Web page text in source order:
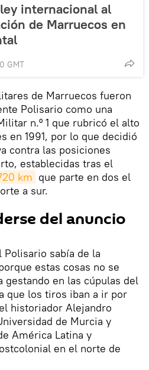
internacional al
de Marruecos en
GMT
de Marruecos fueron
Polisario como una
n.º 1 que rubricó el alto
en 1991, por lo que decidió
contra las posiciones
establecidas tras el
km que parte en dos el
a sur.
del anuncio
sabía de la
estas cosas no se
gestando en las cúpulas del
que los tiros iban a ir por
historiador Alejandro
de Murcia y
América Latina y
en el norte de